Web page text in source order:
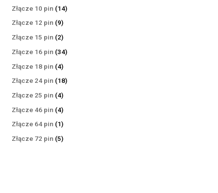
produkty
Złącze 10 pin 1414
Złącze 12 pin 99
produktów
Złącze 15 pin 22
produkty
Złącze 16 pin 3434
Złącze 18 pin 44
produkty
Złącze 24 pin 1818
Złącze 25 pin 44
produkty
Złącze 46 pin 44
produkty
Złącze 64 pin 11
produkt
Złącze 72 pin 55